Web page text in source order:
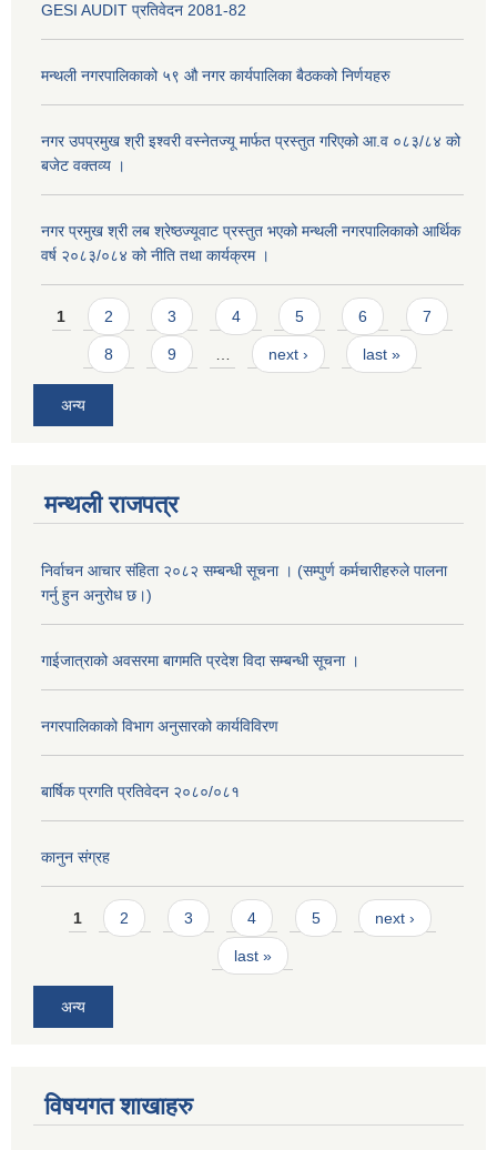
GESI AUDIT प्रतिवेदन 2081-82
मन्थली नगरपालिकाको ५९ औ नगर कार्यपालिका बैठकको निर्णयहरु
नगर उपप्रमुख श्री इश्वरी वस्नेतज्यू मार्फत प्रस्तुत गरिएको आ.व ०८३/८४ को
बजेट वक्तव्य ।
नगर प्रमुख श्री लब श्रेष्ठज्यूवाट प्रस्तुत भएको मन्थली नगरपालिकाको आर्थिक
वर्ष २०८३/०८४ को नीति तथा कार्यक्रम ।
Pages
1 2 3 4 5 6 7
8 9 next › last »
अन्य
मन्थली राजपत्र
निर्वाचन आचार संहिता २०८२ सम्बन्धी सूचना । (सम्पुर्ण कर्मचारीहरुले पालना
गर्नु हुन अनुरोध छ।)
गाईजात्राको अवसरमा बागमति प्रदेश विदा सम्बन्धी सूचना ।
नगरपालिकाको विभाग अनुसारको कार्यविविरण
बार्षिक प्रगति प्रतिवेदन २०८०/०८१
कानुन संग्रह
Pages
1 2 3 4 5 next ›
last »
अन्य
विषयगत शाखाहरु